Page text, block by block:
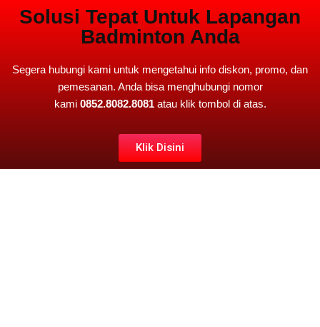
Solusi Tepat Untuk Lapangan
Badminton Anda
Segera hubungi kami untuk mengetahui info diskon, promo, dan
pemesanan. Anda bisa menghubungi nomor
kami 0852.8082.8081 atau klik tombol di atas.
Klik Disini